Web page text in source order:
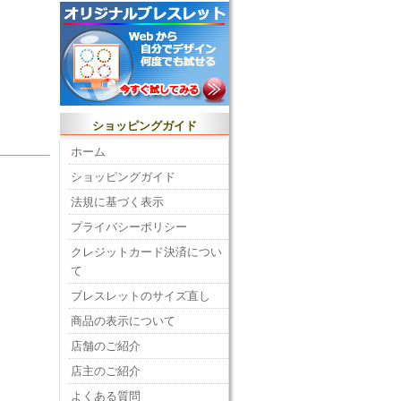
ショッピングガイド
ホーム
ショッピングガイド
法規に基づく表示
プライバシーポリシー
クレジットカード決済につい
て
ブレスレットのサイズ直し
商品の表示について
店舗のご紹介
店主のご紹介
よくある質問